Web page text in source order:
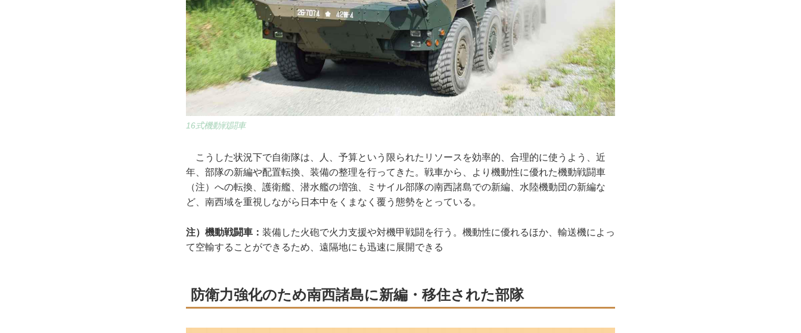
16式機動戦闘車
こうした状況下で自衛隊は、人、予算という限られたリソースを効率的、合理的に使うよう、近
年、部隊の新編や配置転換、装備の整理を行ってきた。戦車から、より機動性に優れた機動戦闘車
（注）への転換、護衛艦、潜水艦の増強、ミサイル部隊の南西諸島での新編、水陸機動団の新編な
ど、南西域を重視しながら日本中をくまなく覆う態勢をとっている。
注）機動戦闘車： 装備した火砲で火力支援や対機甲戦闘を行う。機動性に優れるほか、輸送機によっ
て空輸することができるため、遠隔地にも迅速に展開できる
防衛力強化のため南西諸島に新編・移住された部隊